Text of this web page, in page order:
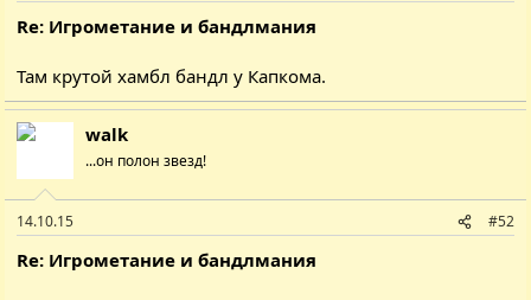
Re: Игрометание и бандлмания
Там крутой хамбл бандл у Капкома.
walk
...он полон звезд!
14.10.15 #52
Re: Игрометание и бандлмания